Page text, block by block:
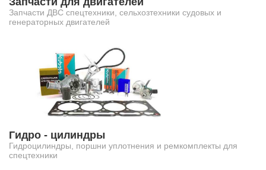
Запчасти ДВС спецтехники, сельхозтехники судовых и
генераторных двигателей
Гидро - цилиндры
Гидроцилиндры, поршни уплотнения и ремкомплекты для
спецтехники